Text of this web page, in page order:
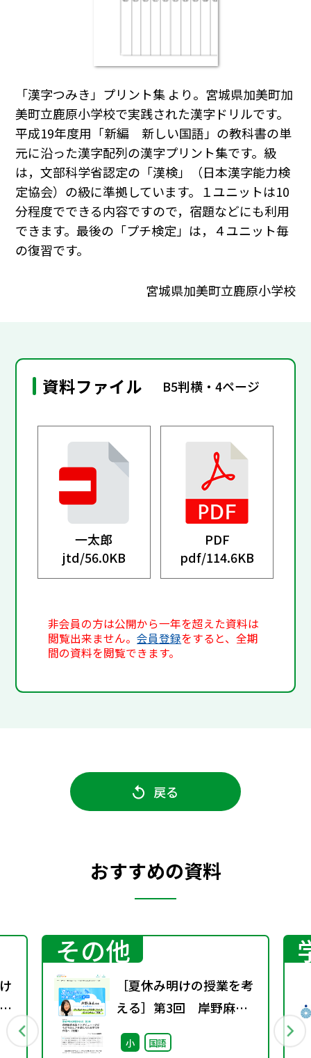
「漢字つみき」プリント集 より。宮城県加美町加
美町立鹿原小学校で実践された漢字ドリルです。
平成19年度用「新編 新しい国語」の教科書の単
元に沿った漢字配列の漢字プリント集です。級
は，文部科学省認定の「漢検」（日本漢字能力検
定協会）の級に準拠しています。１ユニットは10
分程度でできる内容ですので，宿題などにも利用
できます。最後の「プチ検定」は，４ユニット毎
の復習です。
宮城県加美町立鹿原小学校
資料ファイル B5判横・4ページ
一太郎
jtd/56.0KB
PDF
pdf/114.6KB
非会員の方は公開から一年を超えた資料は
閲覧出来ません。会員登録をすると、全期
間の資料を閲覧できます。
戻る
おすすめの資料
その他
［夏休み明けの授業を考
える］第3回 岸野麻衣
先生インタビュー～子ど
もがうれしさを感じられ
小 国語